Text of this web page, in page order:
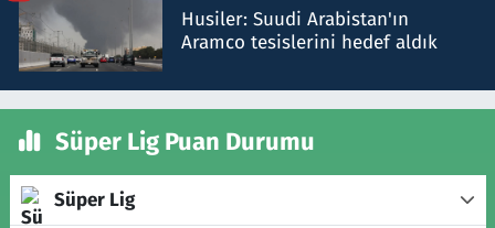
Husiler: Suudi Arabistan'ın
Aramco tesislerini hedef aldık
Süper Lig Puan Durumu
Süper Lig